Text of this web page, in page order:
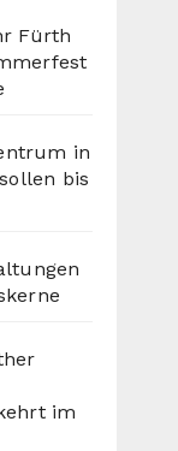
Fürth
in
bis
im